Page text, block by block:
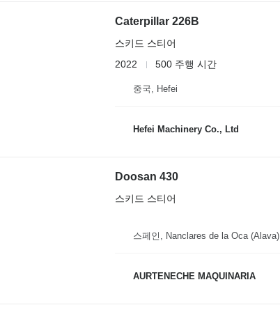
Caterpillar 226B
스키드 스티어
2022
500 주행 시간
중국, Hefei
Hefei Machinery Co., Ltd
Doosan 430
스키드 스티어
스페인, Nanclares de la Oca (Alava)
AURTENECHE MAQUINARIA